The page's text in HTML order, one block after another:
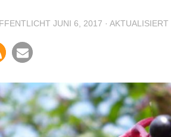
JUNI 6, 2017 · AKTUALISIERT